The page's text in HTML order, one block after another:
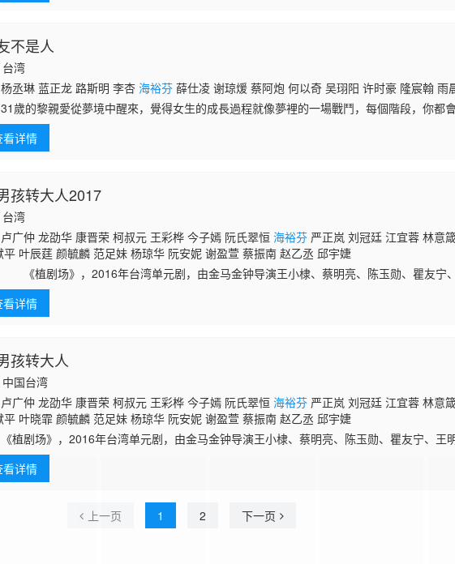
不是人
湾
丞琳 蓝正龙 路斯明 李杏海裕芬 薛仕凌 谢琼煖 蔡阿炮 何以奇 吴珝阳 许时豪 隆宸翰 雨
31歲的黎親愛從夢境中醒來，覺得女生的成長過程就像夢裡的一場戰鬥，每個階段，你都
在你面前，他們可能是捉弄你的討厭鬼，也可能是喜歡你卻不敢說的臭男生，他們就像電
王，總是出難題
看详情
孩转大人2017
湾
广仲 龙劭华 康晋荣 柯叔元 王彩桦 今子嫣 阮氏翠恒海裕芬 严正岚 刘冠廷 江宜蓉 林意
平 叶辰莛 颜毓麟 范足妹 杨琼华 阮安妮 谢盈萱 蔡振南 赵乙丞 邱宇婕
《植剧场》，2016年台湾单元剧，由金马金钟导演王小棣、蔡明亮、陈玉勋、瞿友宁
辉、徐辅军、安哲毅八大导演投入演员人才培育24位新人，并力邀杨丞琳、吴慷仁、蓝正
后共同参与《
看详情
孩转大人
国台湾
广仲 龙劭华 康晋荣 柯叔元 王彩桦 今子嫣 阮氏翠恒海裕芬 严正岚 刘冠廷 江宜蓉 林意
平 叶晓霏 颜毓麟 范足妹 杨琼华 阮安妮 谢盈萱 蔡振南 赵乙丞 邱宇婕
《植剧场》，2016年台湾单元剧，由金马金钟导演王小棣、蔡明亮、陈玉勋、瞿友宁、王
辅军、安哲毅八大导演投入演员人才培育24位新人，并力邀杨丞琳、吴慷仁、蓝正龙等金
与《植剧
看详情
上一页 1 2 下一页